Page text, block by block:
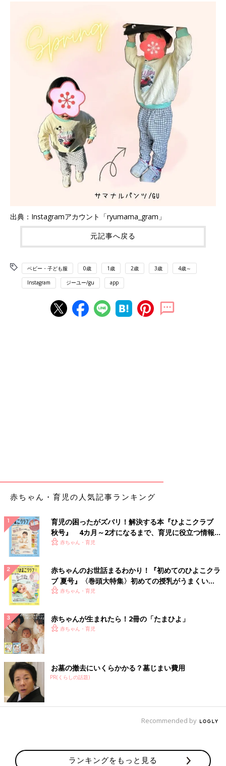
出典：Instagramアカウント「ryumama_gram」
元記事へ戻る
ベビー・子ども服 0歳 1歳 2歳 3歳 4歳～
Instagram ジーユー/gu app
赤ちゃん・育児の人気記事ランキング
育児の困ったがズバリ！解決する本『ひよこクラブ
秋号』 4カ月～2才になるまで、育児に役立つ情報が
いっぱい！
赤ちゃん・育児
赤ちゃんのお世話まるわかり！『初めてのひよこクラ
ブ 夏号』〈巻頭大特集〉初めての授乳がうまくい
く！ おっぱい・ミルクの基本と夏のトラブル 解決テ
赤ちゃん・育児
赤ちゃんが生まれたら！2冊の「たまひよ」
赤ちゃん・育児
お墓の撤去にいくらかかる？墓じまい費用
PR(くらしの話題)
Recommended by
ランキングをもっと見る